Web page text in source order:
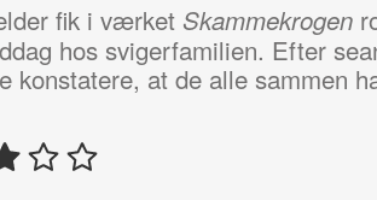
fik i værket Skammekrogen
hos svigerfamilien. Efter
konstatere, at de alle sammen